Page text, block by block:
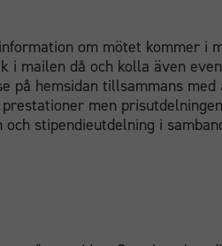
om mötet kommer i
i mailen då och kolla även
på hemsidan tillsammans med
men
stipendieutdelning i